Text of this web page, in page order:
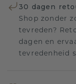
30 dagen
Shop zonder
tevreden?
dagen en
tevredenheid